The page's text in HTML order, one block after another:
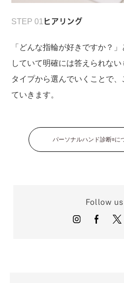
STEP 01 ヒアリング
「どんな指輪が好きですか？
していて明確には答えられな
タイプから選んでいくことで
ていきます。
パーソナルハンド診断®に
Follow